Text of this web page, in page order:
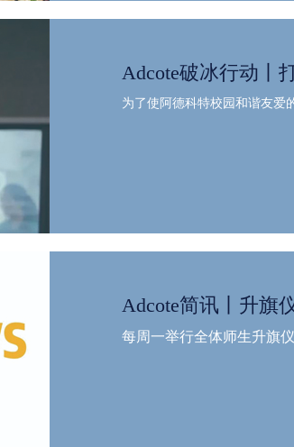
Adcote破冰行动丨
为了使阿德科特校园和谐友爱
Adcote简讯丨升旗
每周一举行全体师生升旗